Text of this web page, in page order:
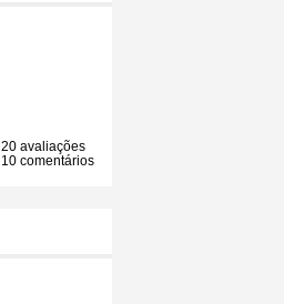
20 avaliações
10 comentários